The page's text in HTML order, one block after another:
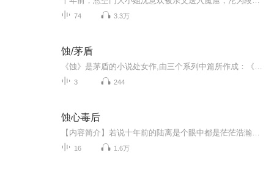
74 3.3万
蚀/茅盾
3 244
蚀心毒后
16 1.6万